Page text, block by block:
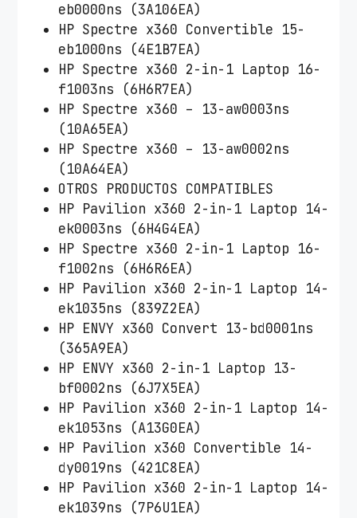
eb0000ns (3A106EA)
HP Spectre x360 Convertible 15-
eb1000ns (4E1B7EA)
HP Spectre x360 2-in-1 Laptop 16-
f1003ns (6H6R7EA)
HP Spectre x360 – 13-aw0003ns
(10A65EA)
HP Spectre x360 – 13-aw0002ns
(10A64EA)
OTROS PRODUCTOS COMPATIBLES
HP Pavilion x360 2-in-1 Laptop 14-
ek0003ns (6H4G4EA)
HP Spectre x360 2-in-1 Laptop 16-
f1002ns (6H6R6EA)
HP Pavilion x360 2-in-1 Laptop 14-
ek1035ns (839Z2EA)
HP ENVY x360 Convert 13-bd0001ns
(365A9EA)
HP ENVY x360 2-in-1 Laptop 13-
bf0002ns (6J7X5EA)
HP Pavilion x360 2-in-1 Laptop 14-
ek1053ns (A13G0EA)
HP Pavilion x360 Convertible 14-
dy0019ns (421C8EA)
HP Pavilion x360 2-in-1 Laptop 14-
ek1039ns (7P6U1EA)